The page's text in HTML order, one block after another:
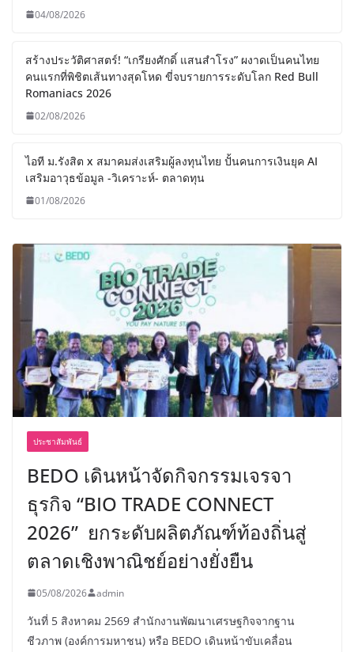
04/08/2026
สร้างประวัติศาสตร์! “เกรียงศักดิ์ แสนสำโรง” ผงาดเป็นคนไทย
คนแรกที่พิชิตเส้นทางสุดโหด ขี่จบรายการระดับโลก Red Bull
Romaniacs 2026
02/08/2026
ไอที ม.รังสิต x สมาคมส่งเสริมผู้ลงทุนไทย ปั้นคนการเงินยุค AI
เสริมอาวุธข้อมูล -วิเคราะห์- ตลาดทุน
01/08/2026
ประชาสัมพันธ์
BEDO เดินหน้าจัดกิจกรรมเจรจา
ธุรกิจ “BIO TRADE CONNECT
2026” ยกระดับผลิตภัณฑ์ท้องถิ่นสู่
ตลาดเชิงพาณิชย์อย่างยั่งยืน
05/08/2026 admin
วันที่ 5 สิงหาคม 2569 สำนักงานพัฒนาเศรษฐกิจจากฐาน
ชีวภาพ (องค์การมหาชน) หรือ BEDO เดินหน้าขับเคลื่อน